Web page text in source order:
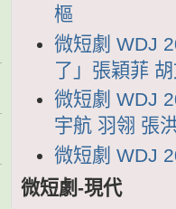
樞
微短劇 WDJ
了」張穎菲
微短劇 WDJ
宇航 羽翎 張
微短劇 WDJ
微短劇-現代